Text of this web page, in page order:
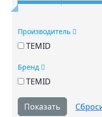
Производитель
TEMID
Бренд
TEMID